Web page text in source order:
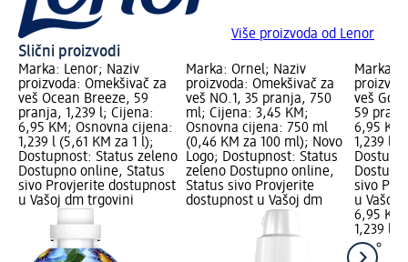
Više proizvoda od Lenor
Slični proizvodi
Marka: Lenor; Naziv
proizvoda: Omekšivač za
veš Ocean Breeze, 59
pranja, 1,239 l; Cijena:
6,95 KM; Osnovna cijena:
1,239 l (5,61 KM za 1 l);
Dostupnost: Status zeleno
Dostupno online, Status
sivo Provjerite dostupnost
u Vašoj dm trgovini
Marka: Ornel; Naziv
proizvoda: Omekšivač za
veš NO.1, 35 pranja, 750
ml; Cijena: 3,45 KM;
Osnovna cijena: 750 ml
(0,46 KM za 100 ml); Novo
Logo; Dostupnost: Status
zeleno Dostupno online,
Status sivo Provjerite
dostupnost u Vašoj dm
Marka:
veš
59
6,95
1,239 l
sivo
u Vašoj
6,95 KM
1,239 l